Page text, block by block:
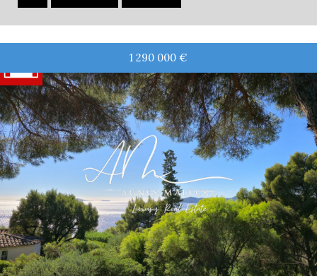
1 290 000 €